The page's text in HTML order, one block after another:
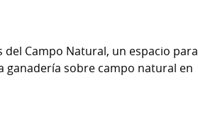
Campo Natural, un espacio para
sobre campo natural en